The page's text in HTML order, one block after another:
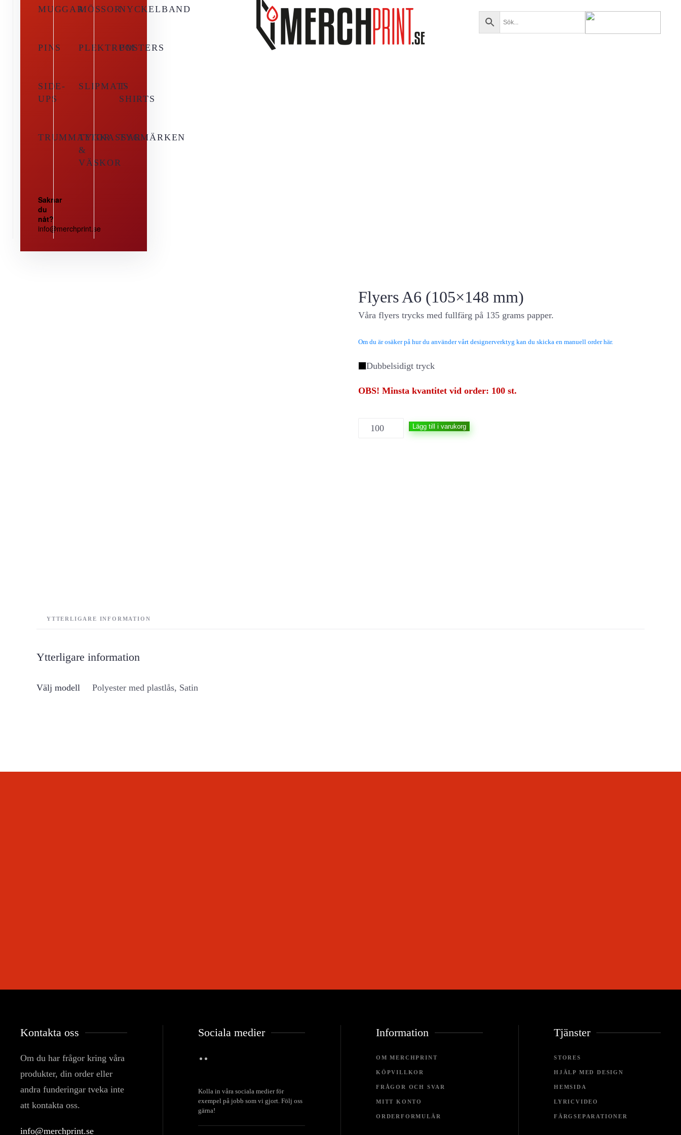
MUGGARMÖSSORNYCKELBAND
PINS PLEKTRUMPOSTERS
SIDE-
UPS
SLIPMATS
T-
SHIRTS
TRUMMATTORTYGKASSAR
&
VÄSKOR
TYGMÄRKEN
Saknar
du
nåt?
info@merchprint.se
Flyers A6 (105×148 mm)
Våra flyers trycks med fullfärg på 135 grams papper.
Om du är osäker på hur du använder vårt designerverktyg kan du skicka en manuell order här.
Dubbelsidigt tryck
OBS! Minsta kvantitet vid order: 100 st.
Flyers
Lägg till i varukorg
YTTERLIGARE INFORMATION
Ytterligare information
Välj modell Polyester med plastlås, Satin
Kontakta oss
Om du har frågor kring våra
produkter, din order eller
andra funderingar tveka inte
att kontakta oss.
info@merchprint.se
Sociala medier
Kolla in våra sociala medier för
exempel på jobb som vi gjort. Följ oss
gärna!
Information
OM MERCHPRINT
KÖPVILLKOR
FRÅGOR OCH SVAR
MITT KONTO
ORDERFORMULÄR
Tjänster
STORES
HJÄLP MED DESIGN
HEMSIDA
LYRICVIDEO
FÄRGSEPARATIONER